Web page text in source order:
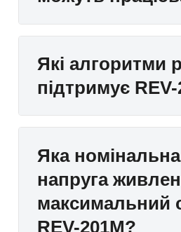
Які алгоритми
підтримує
Яка номінальна
напруга
максимальний
REV-201M?